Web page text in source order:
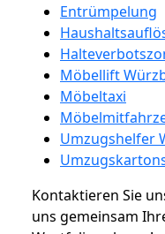
Entrümpelung
Möbellift
Möbeltaxi
Umzugshelfer
Kontaktieren Sie
uns gemeinsam